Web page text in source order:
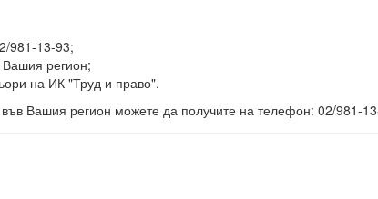
981-13-93;
Вашия регион;
на ИК "Труд и право".
Вашия регион можете да получите на телефон: 02/981-